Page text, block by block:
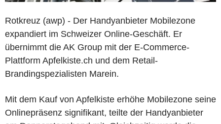
Rotkreuz (awp) - Der Handyanbieter Mobilezone
expandiert im Schweizer Online-Geschäft. Er
übernimmt die AK Group mit der E-Commerce-
Plattform Apfelkiste.ch und dem Retail-
Brandingspezialisten Marein.
Mit dem Kauf von Apfelkiste erhöhe Mobilezone seine
Onlinepräsenz signifikant, teilte der Handyanbieter